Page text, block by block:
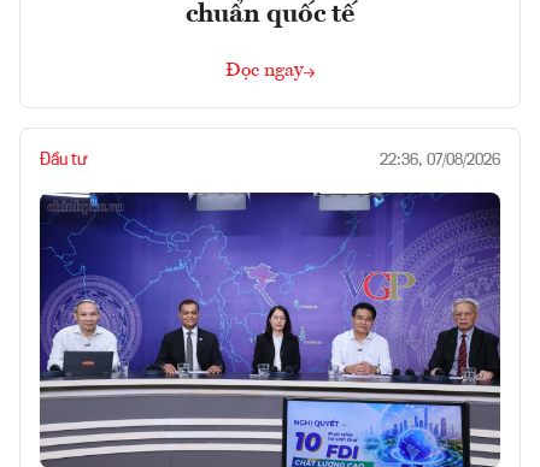
chuẩn quốc tế
Đọc ngay
Đầu tư 22:36, 07/08/2026